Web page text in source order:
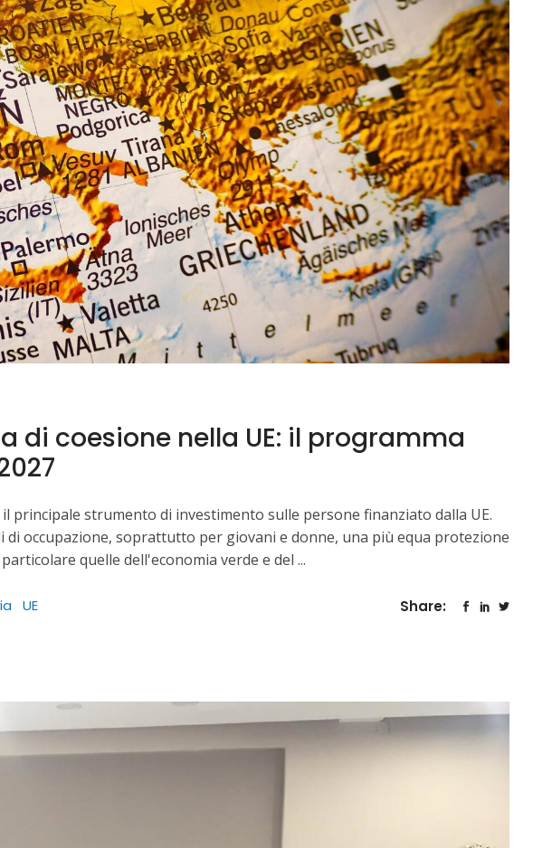
di coesione nella UE: il programma
principale strumento di investimento sulle persone finanziato dalla UE.
occupazione, soprattutto per giovani e donne, una più equa protezione
quelle dell'economia verde e del
UE Share: